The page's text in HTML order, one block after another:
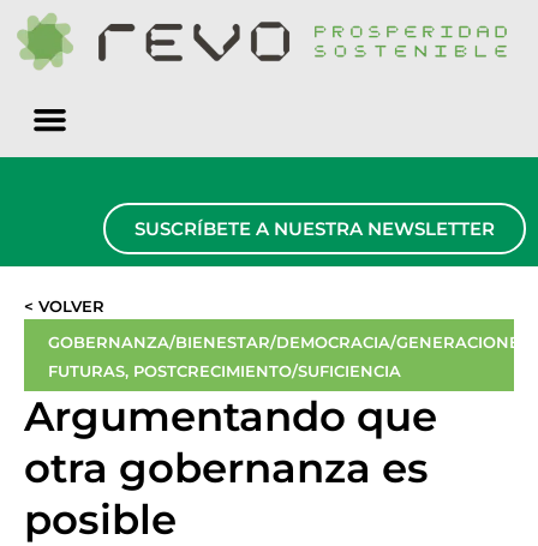
SUSCRÍBETE A NUESTRA NEWSLETTER
< VOLVER
GOBERNANZA/BIENESTAR/DEMOCRACIA/GENERACIONES
FUTURAS, POSTCRECIMIENTO/SUFICIENCIA
Argumentando que
otra gobernanza es
posible